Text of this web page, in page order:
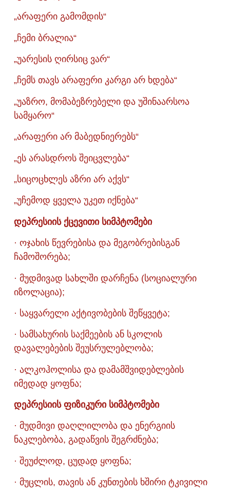
„არაფერი გამომდის“
„ჩემი ბრალია“
„უარესის ღირსიც ვარ“
„ჩემს თავს არაფერი კარგი არ ხდება“
„უაზრო, მომაბეზრებელი და უშინაარსოა
სამყარო“
„არაფერი არ მაბედნიერებს“
„ეს არასდროს შეიცვლება“
„სიცოცხლეს აზრი არ აქვს“
„უჩემოდ ყველა უკეთ იქნება“
დეპრესიის ქცევითი სიმპტომები
· ოჯახის წევრებისა და მეგობრებისგან
ჩამოშორება;
· მუდმივად სახლში დარჩენა (სოციალური
იზოლაცია);
· საყვარელი აქტივობების შეწყვეტა;
· სამსახურის საქმეების ან სკოლის
დავალებების შეუსრულებლობა;
· ალკოჰოლისა და დამამშვიდებლების
იმედად ყოფნა;
დეპრესიის ფიზიკური სიმპტომები
· მუდმივი დაღლილობა და ენერგიის
ნაკლებობა, გადაწვის შეგრძნება;
· შეუძლოდ, ცუდად ყოფნა;
· მუცლის, თავის ან კუნთების ხშირი ტკივილი